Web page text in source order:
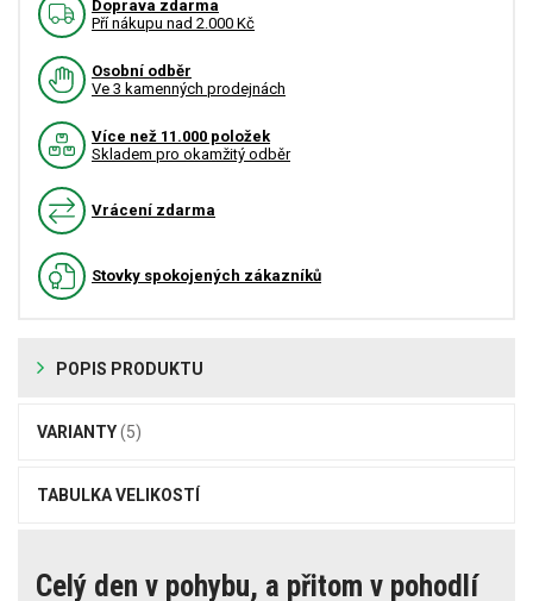
Doprava zdarma
Pří nákupu nad 2.000 Kč
Osobní odběr
Ve 3 kamenných prodejnách
Více než 11.000 položek
Skladem pro okamžitý odběr
Vrácení zdarma
Stovky spokojených zákazníků
POPIS PRODUKTU
VARIANTY(5)
TABULKA VELIKOSTÍ
Celý den v pohybu, a přitom v pohodlí